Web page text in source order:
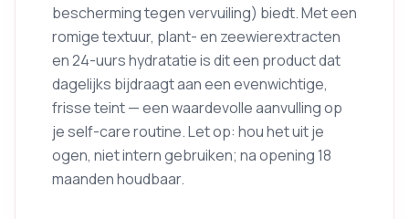
bescherming tegen vervuiling) biedt. Met een
romige textuur, plant- en zeewierextracten
en 24-uurs hydratatie is dit een product dat
dagelijks bijdraagt aan een evenwichtige,
frisse teint — een waardevolle aanvulling op
je self-care routine. Let op: hou het uit je
ogen, niet intern gebruiken; na opening 18
maanden houdbaar.